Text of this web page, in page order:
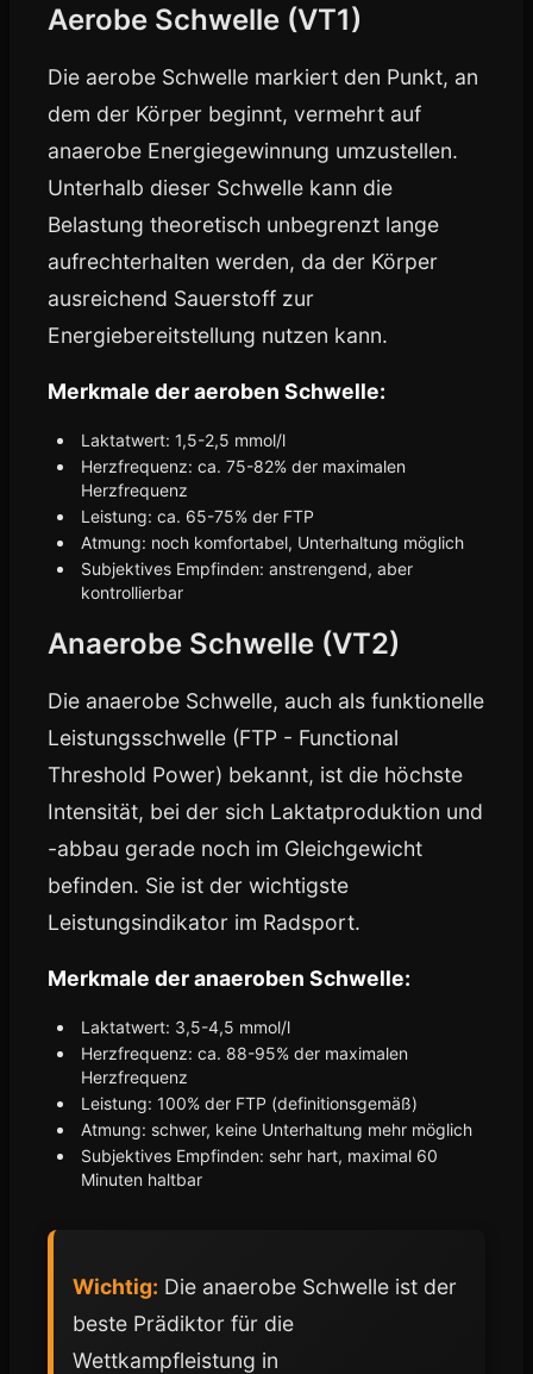
Aerobe Schwelle (VT1)
Die aerobe Schwelle markiert den Punkt, an
dem der Körper beginnt, vermehrt auf
anaerobe Energiegewinnung umzustellen.
Unterhalb dieser Schwelle kann die
Belastung theoretisch unbegrenzt lange
aufrechterhalten werden, da der Körper
ausreichend Sauerstoff zur
Energiebereitstellung nutzen kann.
Merkmale der aeroben Schwelle:
Laktatwert: 1,5-2,5 mmol/l
Herzfrequenz: ca. 75-82% der maximalen
Herzfrequenz
Leistung: ca. 65-75% der FTP
Atmung: noch komfortabel, Unterhaltung möglich
Subjektives Empfinden: anstrengend, aber
kontrollierbar
Anaerobe Schwelle (VT2)
Die anaerobe Schwelle, auch als funktionelle
Leistungsschwelle (FTP - Functional
Threshold Power) bekannt, ist die höchste
Intensität, bei der sich Laktatproduktion und
-abbau gerade noch im Gleichgewicht
befinden. Sie ist der wichtigste
Leistungsindikator im Radsport.
Merkmale der anaeroben Schwelle:
Laktatwert: 3,5-4,5 mmol/l
Herzfrequenz: ca. 88-95% der maximalen
Herzfrequenz
Leistung: 100% der FTP (definitionsgemäß)
Atmung: schwer, keine Unterhaltung mehr möglich
Subjektives Empfinden: sehr hart, maximal 60
Minuten haltbar
Wichtig: Die anaerobe Schwelle ist der
beste Prädiktor für die
Wettkampfleistung in